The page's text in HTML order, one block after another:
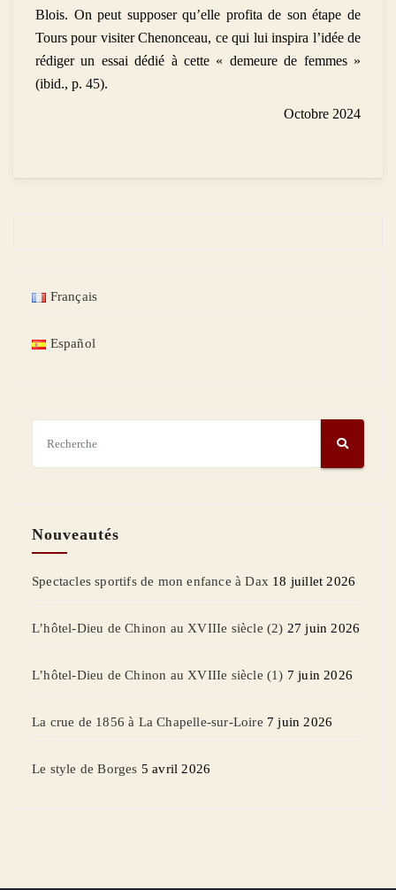
Blois. On peut supposer qu’elle profita de son étape de
Tours pour visiter Chenonceau, ce qui lui inspira l’idée de
rédiger un essai dédié à cette « demeure de femmes »
(ibid., p. 45).
Octobre 2024
Français
Español
Nouveautés
Spectacles sportifs de mon enfance à Dax 18 juillet 2026
L’hôtel-Dieu de Chinon au XVIIIe siècle (2) 27 juin 2026
L’hôtel-Dieu de Chinon au XVIIIe siècle (1) 7 juin 2026
La crue de 1856 à La Chapelle-sur-Loire 7 juin 2026
Le style de Borges 5 avril 2026